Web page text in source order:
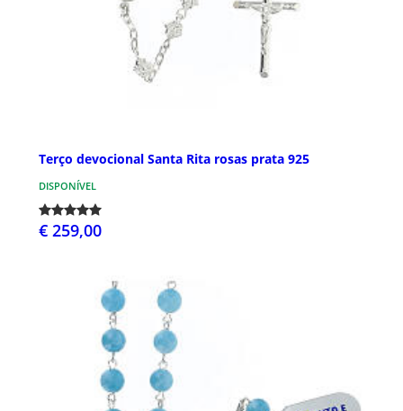
Terço devocional Santa Rita rosas prata 925
DISPONÍVEL
€ 259,00